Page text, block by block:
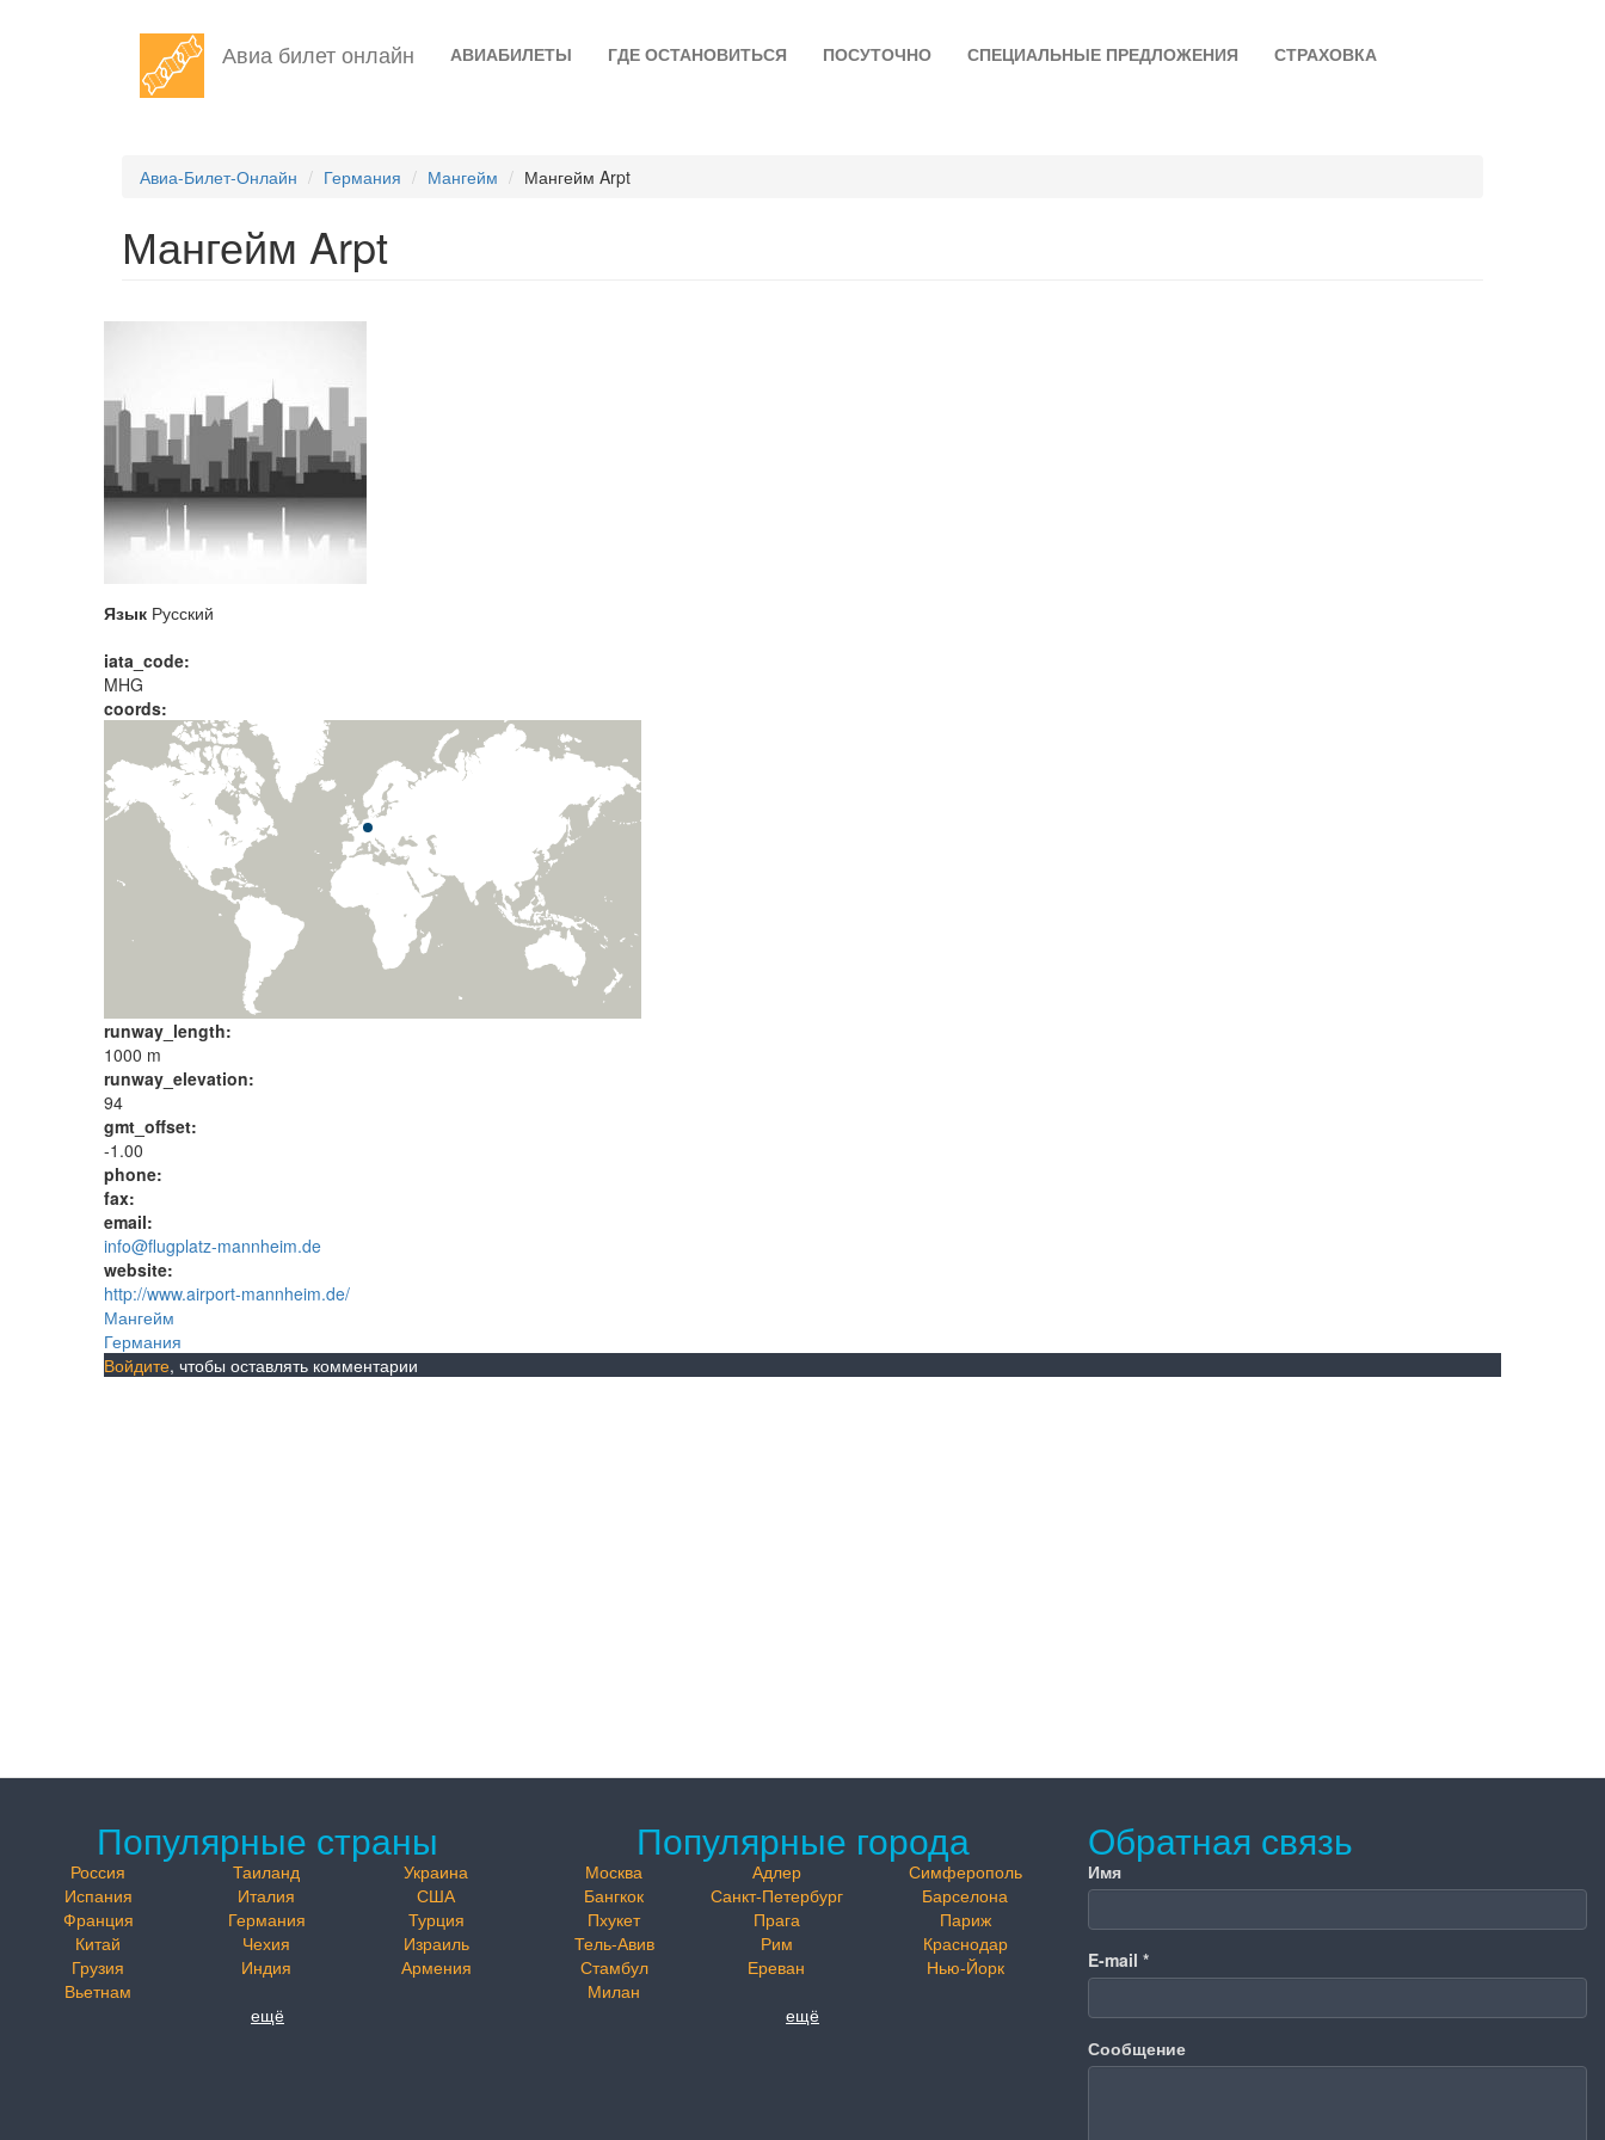
Авиа билет онлайн АВИАБИЛЕТЫ ГДЕ ОСТАНОВИТЬСЯ ПОСУТОЧНО СПЕЦИАЛЬНЫЕ ПРЕДЛОЖЕНИЯ СТРАХОВКА
Авиа-Билет-Онлайн Германия Мангейм Мангейм Arpt
Мангейм Arpt
Язык Русский
iata_code:
MHG
coords:
runway_length:
1000 m
runway_elevation:
94
gmt_offset:
-1.00
phone:
fax:
email:
info@flugplatz-mannheim.de
website:
http://www.airport-mannheim.de/
Мангейм
Германия
Войдите, чтобы оставлять комментарии
Популярные страны
Россия Таиланд
Украина
Испания
Италия
США
Франция
Германия
Турция
Китай
Чехия
Израиль
Грузия
Индия
Армения
Вьетнам
ещё
Популярные города
Москва Адлер
Симферополь
Бангкок
Санкт-Петербург
Барселона
Пхукет
Прага
Париж
Тель-Авив
Рим
Краснодар
Стамбул
Ереван
Нью-Йорк
Милан
ещё
Обратная связь
Имя
E-mail *
Сообщение